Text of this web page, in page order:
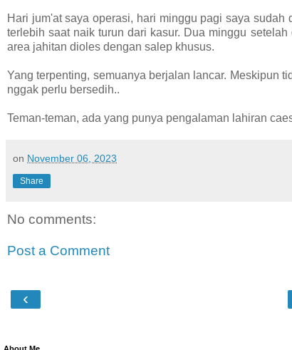
Hari jum'at saya operasi, hari minggu pagi saya
terlebih saat naik turun dari kasur. Dua minggu
area jahitan dioles dengan salep khusus.
Yang terpenting, semuanya berjalan lancar. Meskipun
nggak perlu bersedih..
Teman-teman, ada yang punya pengalaman lahiran
on November 06, 2023
Share
No comments:
Post a Comment
‹